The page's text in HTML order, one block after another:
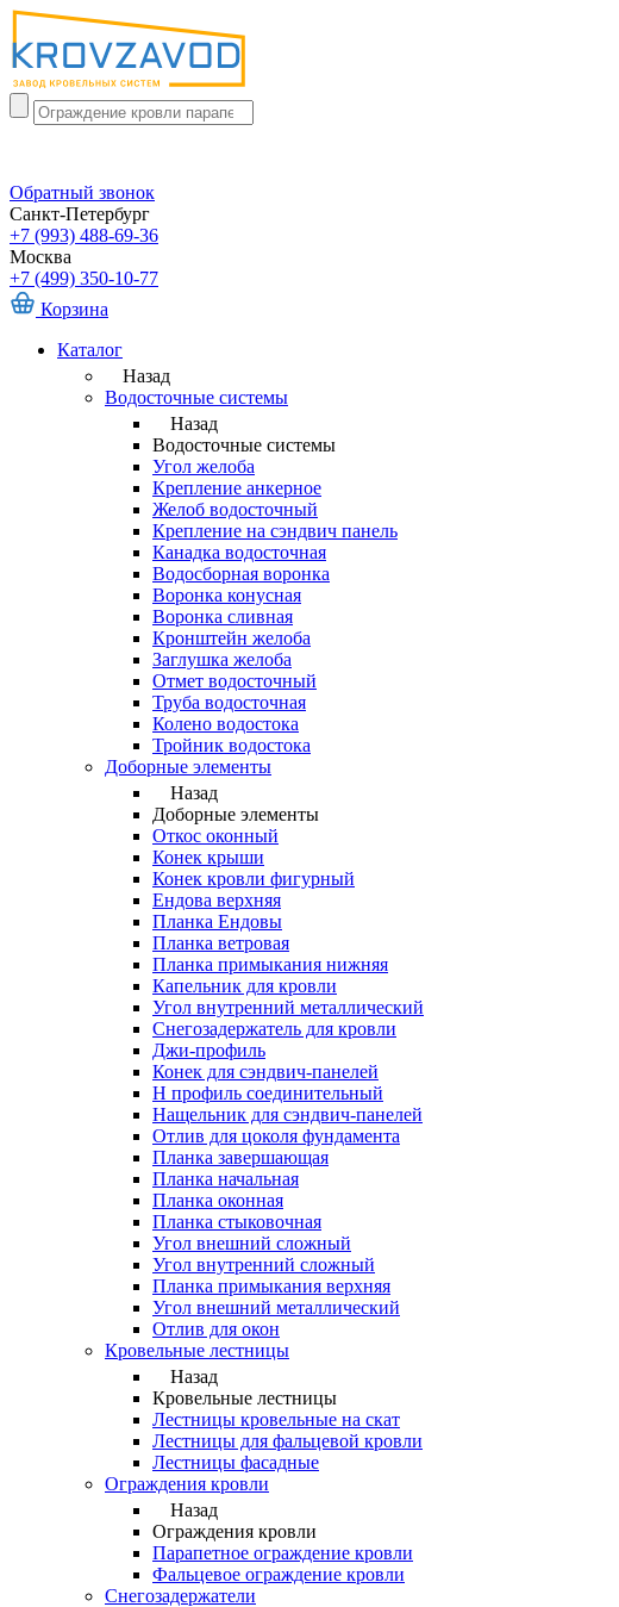
Обратный звонок
Санкт-Петербург
+7 (993) 488-69-36
Москва
+7 (499) 350-10-77
Корзина
Каталог
Назад
Водосточные системы
Назад
Водосточные системы
Угол желоба
Крепление анкерное
Желоб водосточный
Крепление на сэндвич панель
Канадка водосточная
Водосборная воронка
Воронка конусная
Воронка сливная
Кронштейн желоба
Заглушка желоба
Отмет водосточный
Труба водосточная
Колено водостока
Тройник водостока
Доборные элементы
Назад
Доборные элементы
Откос оконный
Конек крыши
Конек кровли фигурный
Ендова верхняя
Планка Ендовы
Планка ветровая
Планка примыкания нижняя
Капельник для кровли
Угол внутренний металлический
Снегозадержатель для кровли
Джи-профиль
Конек для сэндвич-панелей
Н профиль соединительный
Нащельник для сэндвич-панелей
Отлив для цоколя фундамента
Планка завершающая
Планка начальная
Планка оконная
Планка стыковочная
Угол внешний сложный
Угол внутренний сложный
Планка примыкания верхняя
Угол внешний металлический
Отлив для окон
Кровельные лестницы
Назад
Кровельные лестницы
Лестницы кровельные на скат
Лестницы для фальцевой кровли
Лестницы фасадные
Ограждения кровли
Назад
Ограждения кровли
Парапетное ограждение кровли
Фальцевое ограждение кровли
Снегозадержатели